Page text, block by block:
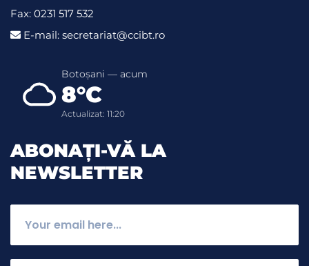
Fax: 0231 517 532
E-mail: secretariat@ccibt.ro
Botoșani — acum
8°C
Actualizat: 11:20
ABONAȚI-VĂ LA
NEWSLETTER